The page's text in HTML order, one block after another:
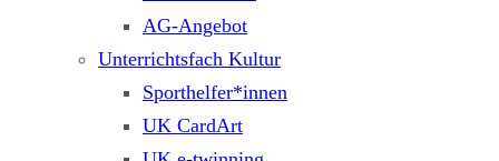
AG-Angebot
Unterrichtsfach Kultur
Sporthelfer*innen
UK CardArt